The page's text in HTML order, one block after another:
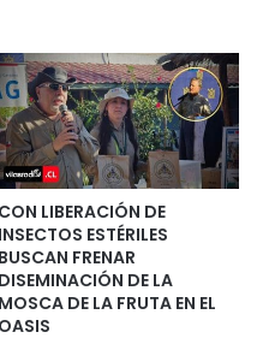
CON LIBERACIÓN DE
INSECTOS ESTÉRILES
BUSCAN FRENAR
DISEMINACIÓN DE LA
MOSCA DE LA FRUTA EN EL
OASIS